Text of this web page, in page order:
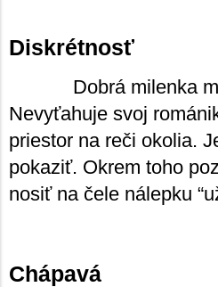
Diskrétnosť
Dobrá milenka
Nevyťahuje svoj
priestor na reči okolia.
pokaziť. Okrem toho
nosiť na čele nálepku
Chápavá